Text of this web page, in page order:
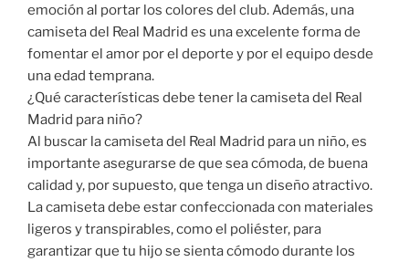
emoción al portar los colores del club. Además, una
camiseta del Real Madrid es una excelente forma de
fomentar el amor por el deporte y por el equipo desde
una edad temprana.
¿Qué características debe tener la camiseta del Real
Madrid para niño?
Al buscar la camiseta del Real Madrid para un niño, es
importante asegurarse de que sea cómoda, de buena
calidad y, por supuesto, que tenga un diseño atractivo.
La camiseta debe estar confeccionada con materiales
ligeros y transpirables, como el poliéster, para
garantizar que tu hijo se sienta cómodo durante los